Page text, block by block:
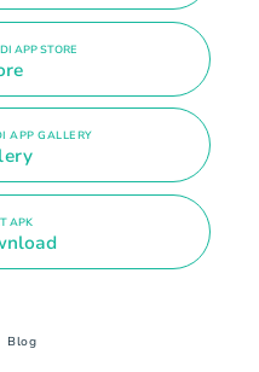
APP STORE
APP GALLERY
APK
Blog